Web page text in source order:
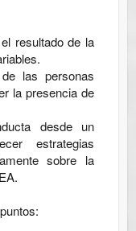
resultado de la
las personas
la presencia de
desde un
estrategias
sobre la